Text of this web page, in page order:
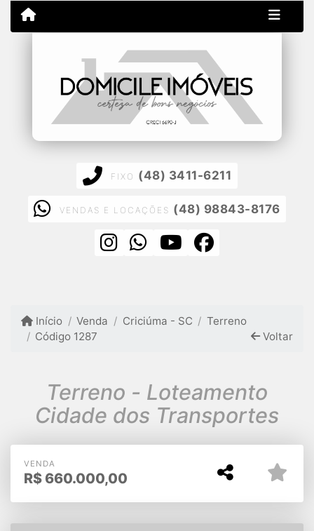
FIXO (48) 3411-6211
VENDAS E LOCAÇÕES (48) 98843-8176
Início Venda Criciúma - SC
Terreno
Código 1287
Voltar
Terreno - Loteamento
Cidade dos Transportes
VENDA
R$ 660.000,00